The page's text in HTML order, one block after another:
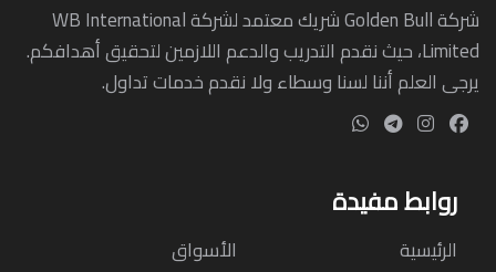
شركة Golden Bull شريك معتمد لشركة WB International
Limited، حيث نقدم التدريب والدعم اللازمين لتحقيق أهدافكم.
يرجى العلم أننا لسنا وسطاء ولا نقدم خدمات تداول.
روابط مفيدة
الرئيسية
الأسواق